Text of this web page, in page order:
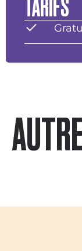
TARIFS